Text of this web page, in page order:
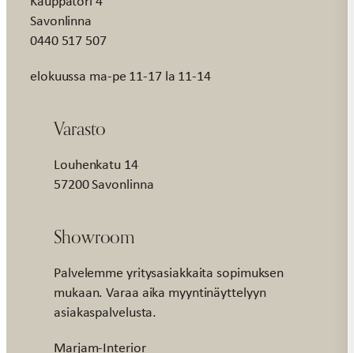
Savonlinna
0440 517 507
elokuussa ma-pe 11-17 la 11-14
Varasto
Louhenkatu 14
57200 Savonlinna
Showroom
Palvelemme yritysasiakkaita sopimuksen
mukaan. Varaa aika myyntinäyttelyyn
asiakaspalvelusta.
Marjam-Interior